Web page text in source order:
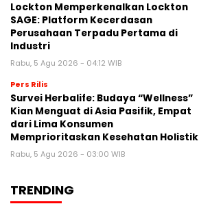
Lockton Memperkenalkan Lockton
SAGE: Platform Kecerdasan
Perusahaan Terpadu Pertama di
Industri
Rabu, 5 Agu 2026 - 04:12 WIB
Pers Rilis
Survei Herbalife: Budaya “Wellness”
Kian Menguat di Asia Pasifik, Empat
dari Lima Konsumen
Memprioritaskan Kesehatan Holistik
Rabu, 5 Agu 2026 - 03:00 WIB
TRENDING